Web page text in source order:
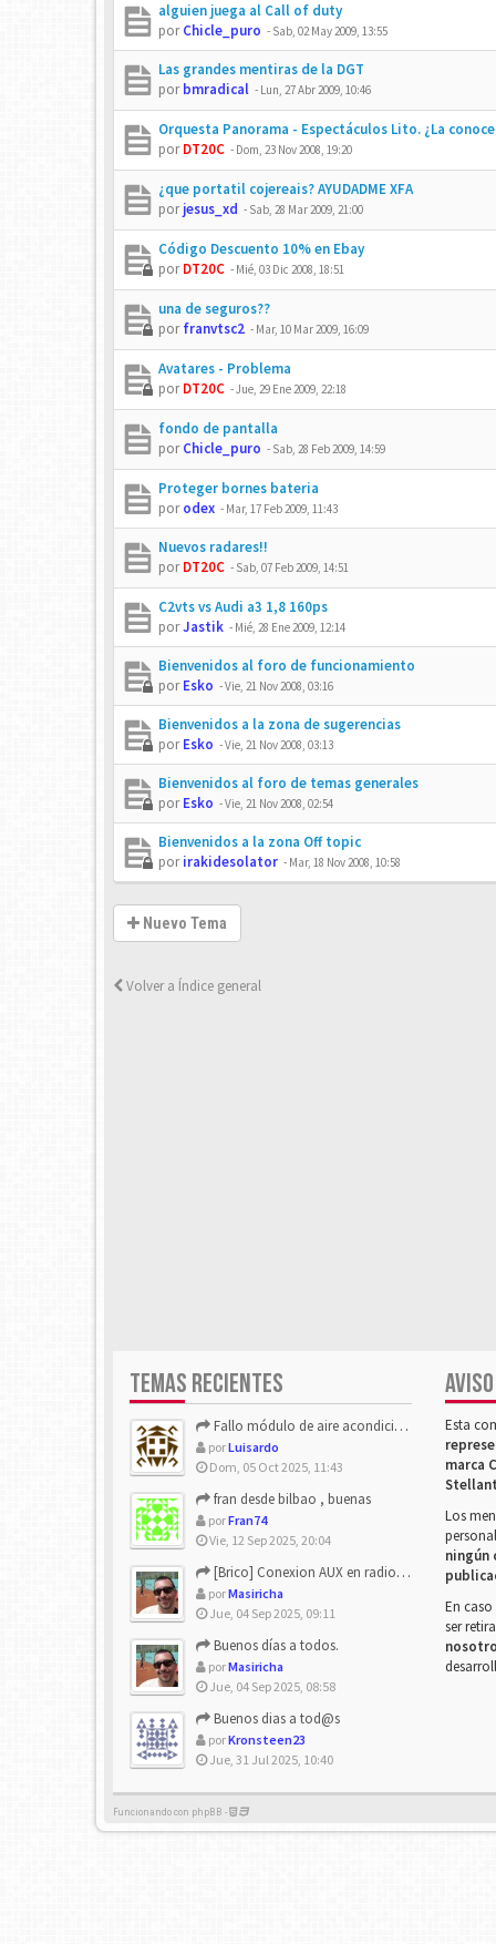
alguien juega al Call of duty
porChicle_puro - Sab, 02 May 2009, 13:55
Las grandes mentiras de la DGT
porbmradical - Lun, 27 Abr 2009, 10:46
Orquesta Panorama - Espectáculos Lito. ¿La
porDT20C - Dom, 23 Nov 2008, 19:20
¿que portatil cojereais? AYUDADME XFA
porjesus_xd - Sab, 28 Mar 2009, 21:00
Código Descuento 10% en Ebay
porDT20C - Mié, 03 Dic 2008, 18:51
una de seguros??
porfranvtsc2 - Mar, 10 Mar 2009, 16:09
Avatares - Problema
porDT20C -Jue, 29 Ene 2009, 22:18
fondo de pantalla
porChicle_puro - Sab, 28 Feb 2009, 14:59
Proteger bornes bateria
porodex - Mar, 17 Feb 2009, 11:43
Nuevos radares!!
porDT20C - Sab, 07 Feb 2009, 14:51
C2vts vs Audi a3 1,8 160ps
porJastik - Mié, 28 Ene 2009, 12:14
Bienvenidos al foro de funcionamiento
porEsko -Vie, 21 Nov 2008, 03:16
Bienvenidos a la zona de sugerencias
porEsko -Vie, 21 Nov 2008, 03:13
Bienvenidos al foro de temas generales
porEsko -Vie, 21 Nov 2008, 02:54
Bienvenidos a la zona Off topic
porirakidesolator - Mar, 18 Nov 2008, 10:58
Nuevo Tema
Volver a Índice general
TEMAS RECIENTES
Fallo módulo de aire acondicionado
porLuisardo
Dom, 05 Oct 2025, 11:43
fran desde bilbao , buenas
porFran74
Vie, 12 Sep 2025, 20:04
[Brico] Conexion AUX en radio de origen
porMasiricha
Jue, 04 Sep 2025, 09:11
Buenos días a todos.
porMasiricha
Jue, 04 Sep 2025, 08:58
Buenos dias a tod@s
porKronsteen23
Jue, 31 Jul 2025, 10:40
Esta
marca
Los
ningún
En
ser
Funcionando con phpBB -